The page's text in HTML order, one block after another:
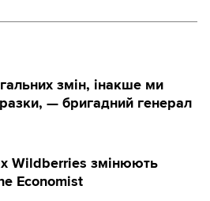
змін, інакше ми
— бригадний генерал
Wildberries змінюють
Economist